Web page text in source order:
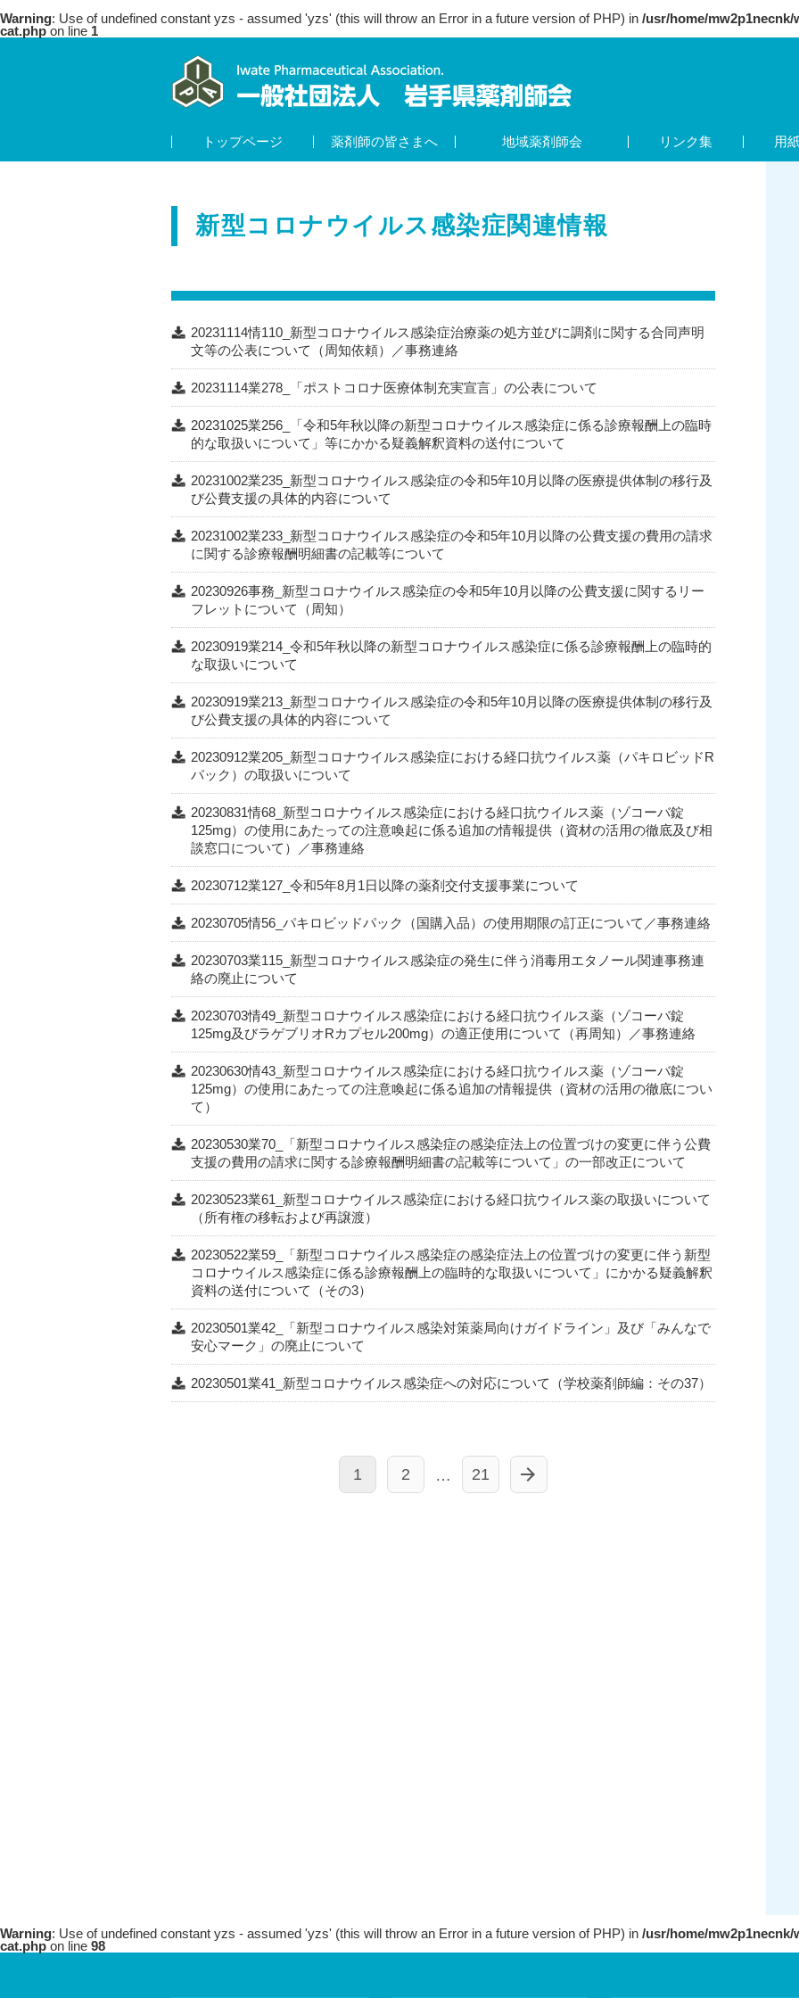
Warning: Use of undefined constant yzs - assumed 'yzs' (this will throw an Error in a future version of PHP) in /usr/home/
cat.php on line 1
トップページ 薬剤師の皆さまへ 地域薬剤師会 リンク集 用
新型コロナウイルス感染症関連情報
20231114情110_新型コロナウイルス感染症治療薬の処方並びに調剤に関する合同声明
文等の公表について（周知依頼）／事務連絡
20231114業278_「ポストコロナ医療体制充実宣言」の公表について
20231025業256_「令和5年秋以降の新型コロナウイルス感染症に係る診療報酬上の臨時
的な取扱いについて」等にかかる疑義解釈資料の送付について
20231002業235_新型コロナウイルス感染症の令和5年10月以降の医療提供体制の移行及
び公費支援の具体的内容について
20231002業233_新型コロナウイルス感染症の令和5年10月以降の公費支援の費用の請求
に関する診療報酬明細書の記載等について
20230926事務_新型コロナウイルス感染症の令和5年10月以降の公費支援に関するリー
フレットについて（周知）
20230919業214_令和5年秋以降の新型コロナウイルス感染症に係る診療報酬上の臨時的
な取扱いについて
20230919業213_新型コロナウイルス感染症の令和5年10月以降の医療提供体制の移行及
び公費支援の具体的内容について
20230912業205_新型コロナウイルス感染症における経口抗ウイルス薬（パキロビッドR
パック）の取扱いについて
20230831情68_新型コロナウイルス感染症における経口抗ウイルス薬（ゾコーバ錠
125mg）の使用にあたっての注意喚起に係る追加の情報提供（資材の活用の徹底及び相
談窓口について）／事務連絡
20230712業127_令和5年8月1日以降の薬剤交付支援事業について
20230705情56_パキロビッドパック（国購入品）の使用期限の訂正について／事務連絡
20230703業115_新型コロナウイルス感染症の発生に伴う消毒用エタノール関連事務連
絡の廃止について
20230703情49_新型コロナウイルス感染症における経口抗ウイルス薬（ゾコーバ錠
125mg及びラゲブリオRカプセル200mg）の適正使用について（再周知）／事務連絡
20230630情43_新型コロナウイルス感染症における経口抗ウイルス薬（ゾコーバ錠
125mg）の使用にあたっての注意喚起に係る追加の情報提供（資材の活用の徹底につい
て）
20230530業70_「新型コロナウイルス感染症の感染症法上の位置づけの変更に伴う公費
支援の費用の請求に関する診療報酬明細書の記載等について」の一部改正について
20230523業61_新型コロナウイルス感染症における経口抗ウイルス薬の取扱いについて
（所有権の移転および再譲渡）
20230522業59_「新型コロナウイルス感染症の感染症法上の位置づけの変更に伴う新型
コロナウイルス感染症に係る診療報酬上の臨時的な取扱いについて」にかかる疑義解釈
資料の送付について（その3）
20230501業42_「新型コロナウイルス感染対策薬局向けガイドライン」及び「みんなで
安心マーク」の廃止について
20230501業41_新型コロナウイルス感染症への対応について（学校薬剤師編：その37）
1 2 … 21
Warning: Use of undefined constant yzs - assumed 'yzs' (this will throw an Error in a future version of PHP) in /usr/home/
cat.phpon line 98